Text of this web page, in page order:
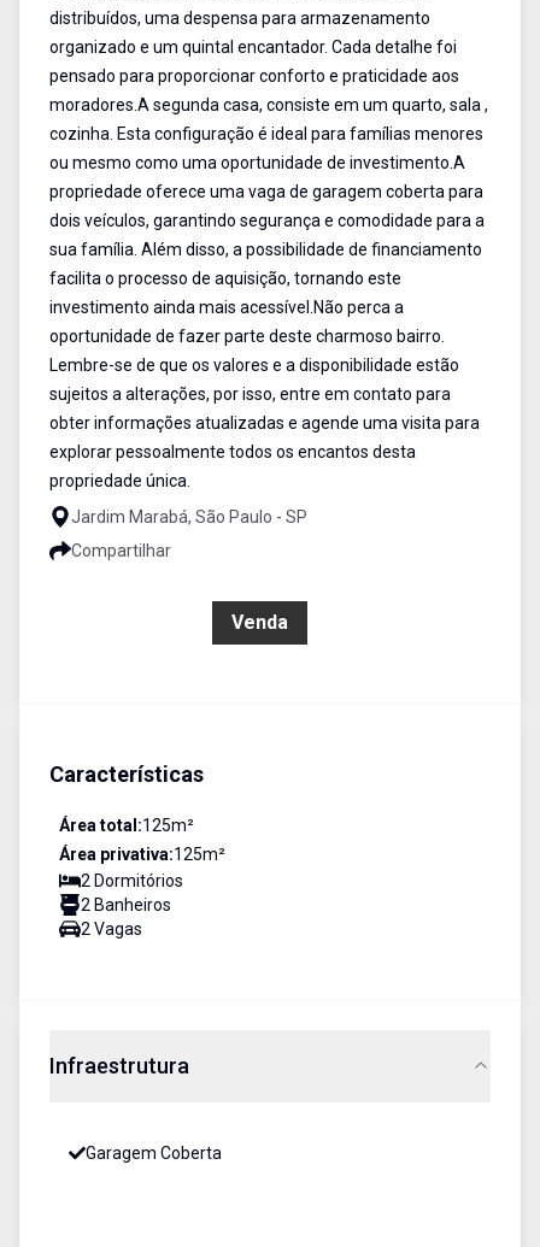
distribuídos, uma despensa para armazenamento
organizado e um quintal encantador. Cada detalhe foi
pensado para proporcionar conforto e praticidade aos
moradores.A segunda casa, consiste em um quarto, sala ,
cozinha. Esta configuração é ideal para famílias menores
ou mesmo como uma oportunidade de investimento.A
propriedade oferece uma vaga de garagem coberta para
dois veículos, garantindo segurança e comodidade para a
sua família. Além disso, a possibilidade de financiamento
facilita o processo de aquisição, tornando este
investimento ainda mais acessível.Não perca a
oportunidade de fazer parte deste charmoso bairro.
Lembre-se de que os valores e a disponibilidade estão
sujeitos a alterações, por isso, entre em contato para
obter informações atualizadas e agende uma visita para
explorar pessoalmente todos os encantos desta
propriedade única.
Jardim Marabá, São Paulo - SP
Compartilhar
Venda
Características
Área total:125m²
Área privativa:125m²
2 Dormitórios
2 Banheiros
2 Vagas
Infraestrutura
Garagem Coberta